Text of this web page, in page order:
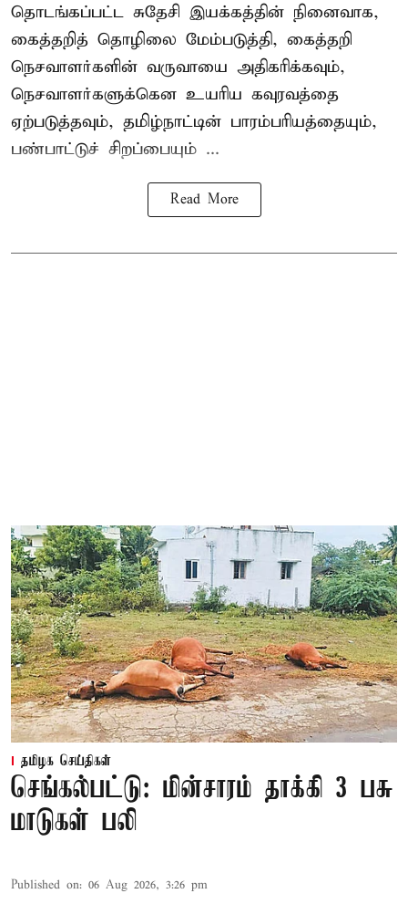
தொடங்கப்பட்ட சுதேசி இயக்கத்தின் நினைவாக,
கைத்தறித் தொழிலை மேம்படுத்தி, கைத்தறி
நெசவாளர்களின் வருவாயை அதிகரிக்கவும்,
நெசவாளர்களுக்கென உயரிய கவுரவத்தை
ஏற்படுத்தவும், தமிழ்நாட்டின் பாரம்பரியத்தையும்,
பண்பாட்டுச் சிறப்பையும் ...
Read More
தமிழக செய்திகள்
செங்கல்பட்டு: மின்சாரம் தாக்கி 3 பசு
மாடுகள் பலி
Published on: 06 Aug 2026, 3:26 pm